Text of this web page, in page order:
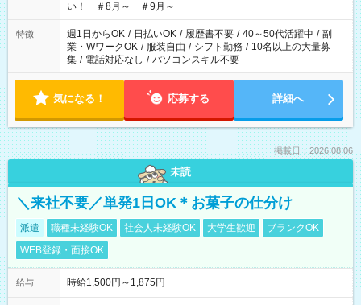
い！ ＃8月～ ＃9月～
特徴 週1日からOK / 日払いOK / 履歴書不要 / 40～50代活躍中 / 副
業・WワークOK / 服装自由 / シフト勤務 / 10名以上の大量募
集 / 電話対応なし / パソコンスキル不要
気になる！ 応募する 詳細へ
掲載日：2026.08.06
未読
＼来社不要／単発1日OK＊お菓子の仕分け
派遣 職種未経験OK 社会人未経験OK 大学生歓迎
ブランクOK
WEB登録・面接OK
給与 時給1,500円～1,875円